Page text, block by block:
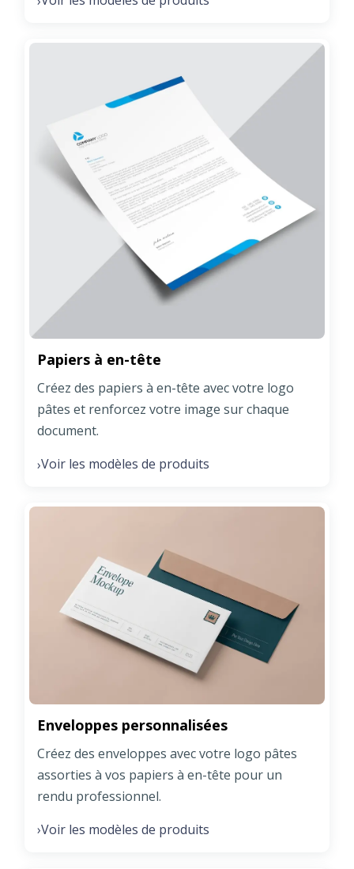
Papiers à en-tête
Créez des papiers à en-tête avec votre logo
pâtes et renforcez votre image sur chaque
document.
›Voir les modèles de produits
Enveloppes personnalisées
Créez des enveloppes avec votre logo pâtes
assorties à vos papiers à en-tête pour un
rendu professionnel.
›Voir les modèles de produits